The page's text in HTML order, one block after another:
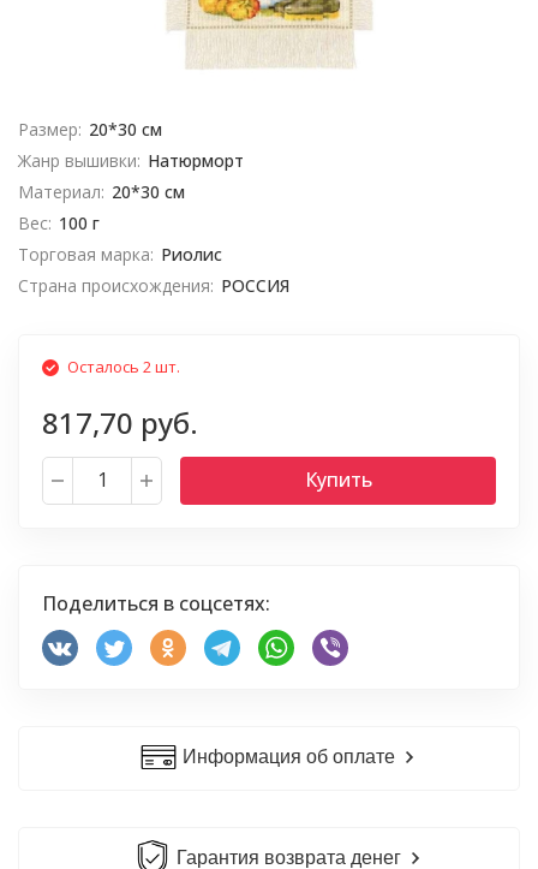
Размер: 20*30 см
Жанр вышивки: Натюрморт
Материал: 20*30 см
Вес: 100 г
Торговая марка: Риолис
Страна происхождения: РОССИЯ
Осталось 2 шт.
817,70 руб.
Купить
Поделиться в соцсетях:
Информация об оплате
Гарантия возврата денег